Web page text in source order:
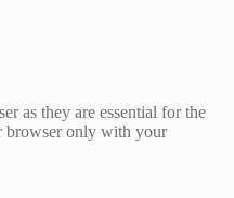
as they are essential for the
browser only with your